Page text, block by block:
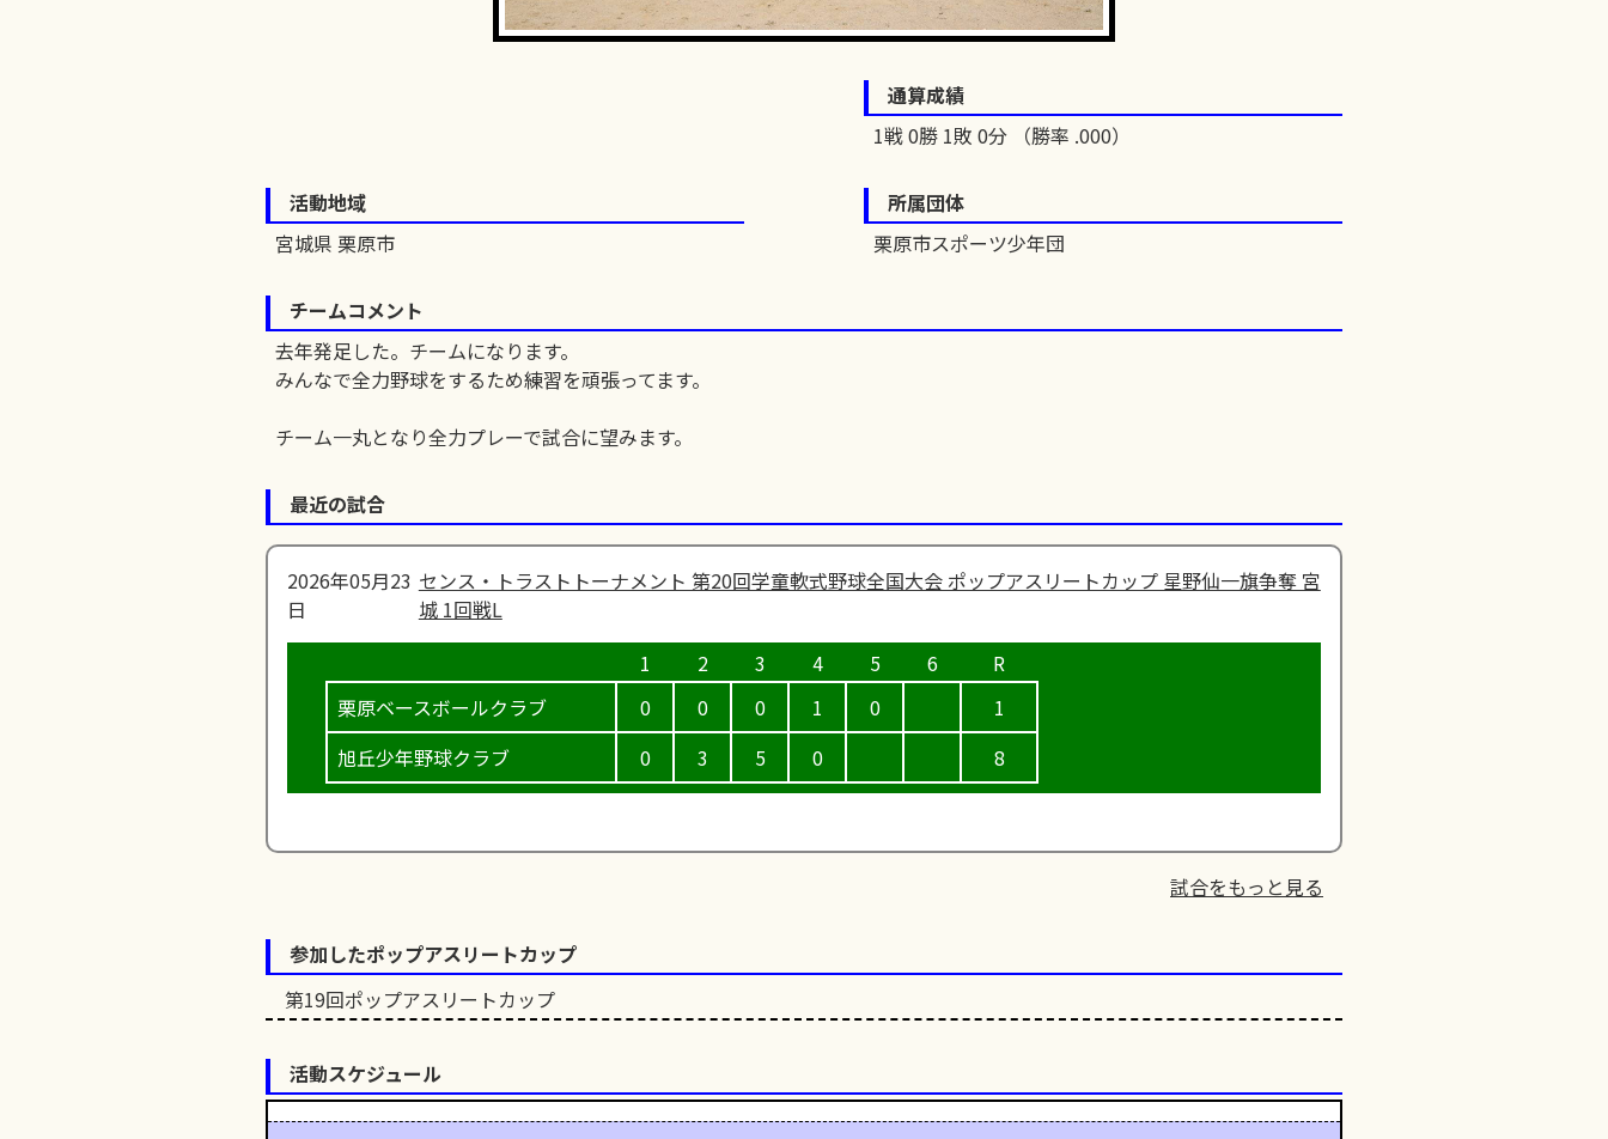
通算成績
1戦 0勝 1敗 0分 （勝率 .000）
活動地域
宮城県 栗原市
所属団体
栗原市スポーツ少年団
チームコメント
去年発足した。チームになります。
みんなで全力野球をするため練習を頑張ってます。
チーム一丸となり全力プレーで試合に望みます。
最近の試合
2026年05月23
日
センス・トラストトーナメント 第20回学童軟式野球全国大会 ポップアスリートカップ 星野仙一旗争奪 宮
城 1回戦L
栗原ベースボールクラブ
旭丘少年野球クラブ
0
0
0
3
0
5
1
0
0
1
8
試合をもっと見る
参加したポップアスリートカップ
第19回ポップアスリートカップ
活動スケジュール